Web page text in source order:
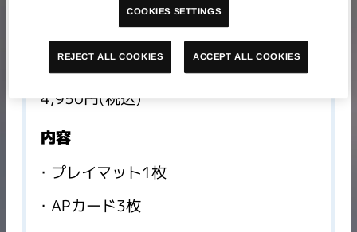
販売価格​
4,950円(税込)
内容
プレイマット1枚
APカード3枚
COOKIES SETTINGS
REJECT ALL COOKIES ACCEPT ALL COOKIES